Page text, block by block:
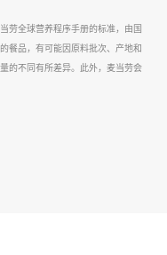
劳全球营养程序手册的标准，由国
餐品，有可能因原料批次、产地和
的不同有所差异。此外，麦当劳会